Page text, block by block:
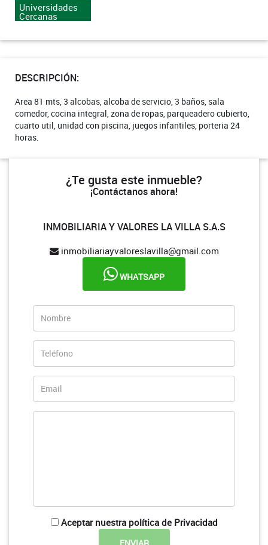
Universidades
Cercanas
DESCRIPCIÓN:
Area 81 mts, 3 alcobas, alcoba de servicio, 3 baños, sala
comedor, cocina integral, zona de ropas, parqueadero cubierto,
cuarto util, unidad con piscina, juegos infantiles, porteria 24
horas.
¿Te gusta este inmueble?
¡Contáctanos ahora!
INMOBILIARIA Y VALORES LA VILLA S.A.S
inmobiliariayvaloreslavilla@gmail.com
WHATSAPP
Aceptar nuestra política de Privacidad